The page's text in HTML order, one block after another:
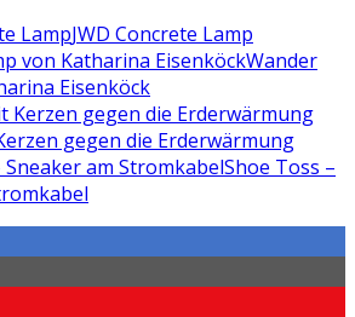
JWD Concrete Lamp
Wander
Eisenköck
gegen die Erderwärmung
Shoe Toss –